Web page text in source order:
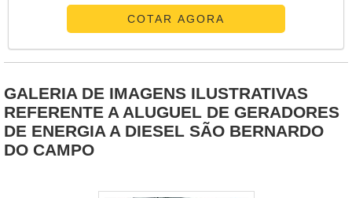
COTAR AGORA
GALERIA DE IMAGENS ILUSTRATIVAS
REFERENTE A ALUGUEL DE GERADORES
DE ENERGIA A DIESEL SÃO BERNARDO
DO CAMPO